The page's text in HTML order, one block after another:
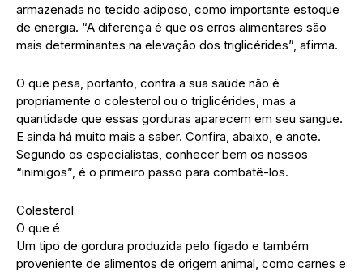
armazenada no tecido adiposo, como importante estoque
de energia. “A diferença é que os erros alimentares são
mais determinantes na elevação dos triglicérides”, afirma.
O que pesa, portanto, contra a sua saúde não é
propriamente o colesterol ou o triglicérides, mas a
quantidade que essas gorduras aparecem em seu sangue.
E ainda há muito mais a saber. Confira, abaixo, e anote.
Segundo os especialistas, conhecer bem os nossos
“inimigos”, é o primeiro passo para combatê-los.
Colesterol
O que é
Um tipo de gordura produzida pelo fígado e também
proveniente de alimentos de origem animal, como carnes e